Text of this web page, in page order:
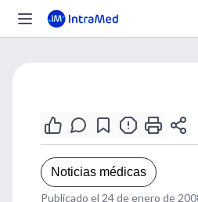
Noticias médicas
Publicado el 24 de enero de